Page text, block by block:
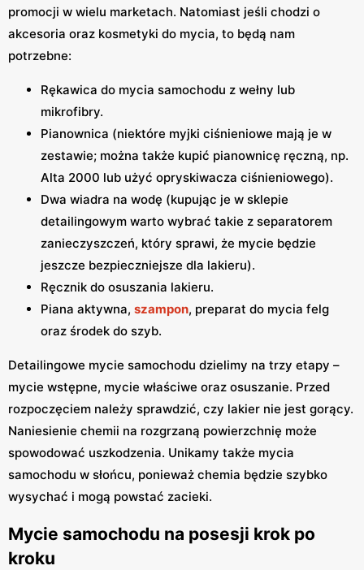
promocji w wielu marketach. Natomiast jeśli chodzi o
akcesoria oraz kosmetyki do mycia, to będą nam
potrzebne:
Rękawica do mycia samochodu z wełny lub
mikrofibry.
Pianownica (niektóre myjki ciśnieniowe mają je w
zestawie; można także kupić pianownicę ręczną, np.
Alta 2000 lub użyć opryskiwacza ciśnieniowego).
Dwa wiadra na wodę (kupując je w sklepie
detailingowym warto wybrać takie z separatorem
zanieczyszczeń, który sprawi, że mycie będzie
jeszcze bezpieczniejsze dla lakieru).
Ręcznik do osuszania lakieru.
Piana aktywna, szampon, preparat do mycia felg
oraz środek do szyb.
Detailingowe mycie samochodu dzielimy na trzy etapy –
mycie wstępne, mycie właściwe oraz osuszanie. Przed
rozpoczęciem należy sprawdzić, czy lakier nie jest gorący.
Naniesienie chemii na rozgrzaną powierzchnię może
spowodować uszkodzenia. Unikamy także mycia
samochodu w słońcu, ponieważ chemia będzie szybko
wysychać i mogą powstać zacieki.
Mycie samochodu na posesji krok po
kroku